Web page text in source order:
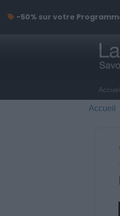
Accueil
-50% sur votre